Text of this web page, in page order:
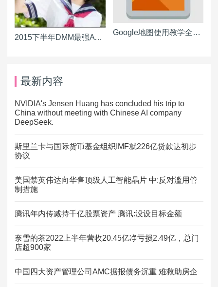
2015下半年DMM最强AV女优排名出炉波多野结衣排名仅第三
Google地图使用教学全攻略！让您搞懂如何活用导航、路径规划、街景所有功能
最新内容
NVIDIA's Jensen Huang has concluded his trip to
China without meeting with Chinese AI company
DeepSeek.
斯里兰卡与国际货币基金组织IMF就226亿贷款达初步
协议
美国禁英伟达向华售顶级人工智能晶片 中:反对滥用管
制措施
腾讯年内传减持千亿股票资产 腾讯:没设目标金额
奈雪的茶2022上半年营收20.45亿净亏损2.49亿，总门
店超900家
中国四大资产管理公司AMC据报债务沉重 难救助房企